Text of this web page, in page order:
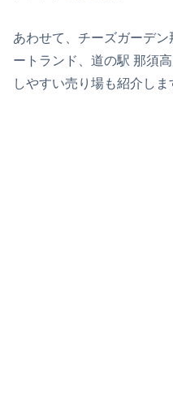
あわせて、チーズガーデ
ートランド、道の駅 那須
しやすい売り場も紹介しま